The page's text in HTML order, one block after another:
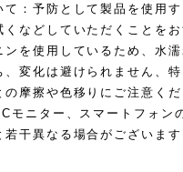
：予防として製品を使用
くなどしていただくことをお
ンを使用しているため、水
、変化は避けられません、
の摩擦や色移りにご注意く
モニター、スマートフォン
若干異なる場合がございま